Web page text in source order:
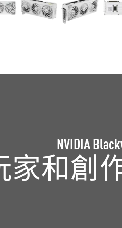
NVIDIA
家和 創